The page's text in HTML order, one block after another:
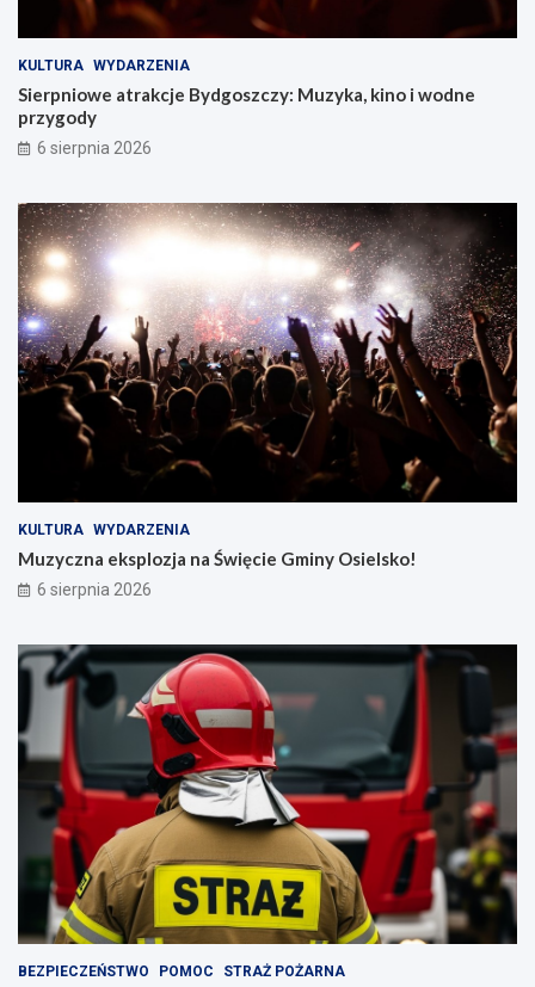
KULTURA WYDARZENIA
Sierpniowe atrakcje Bydgoszczy: Muzyka, kino i wodne
przygody
6 sierpnia 2026
KULTURA WYDARZENIA
Muzyczna eksplozja na Święcie Gminy Osielsko!
6 sierpnia 2026
BEZPIECZEŃSTWO POMOC STRAŻ POŻARNA